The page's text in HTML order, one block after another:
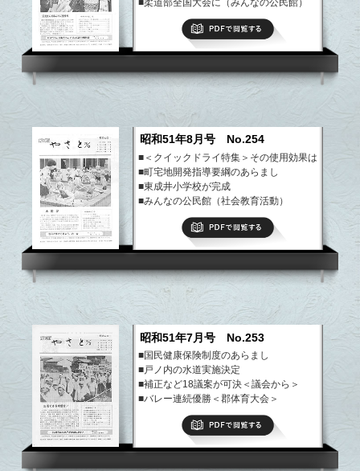
■柔道部全国大会に（みんなの公民館）
■ぼくらのクラブ活動、わが家の味
■まちの伝説、やさと文芸
昭和51年8月号 No.254
■＜クイックドライ特集＞その使用効果は
■町宅地開発指導要綱のあらまし
■東成井小学校が完成
■みんなの公民館（社会教育活動）
■農業委員会委員の構成・わが家の味
■まちの伝説、やさと文芸
PDFで閲覧する
昭和51年7月号 No.253
■国民健康保険制度のあらまし
■戸ノ内の水道実施決定
■補正など18議案が可決＜議会から＞
■バレー連続優勝＜郡体育大会＞
■写真サロン・明るい窓
■ぼくらのクラブ活動、わが家の味